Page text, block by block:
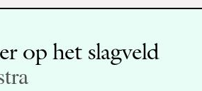
op het slagveld